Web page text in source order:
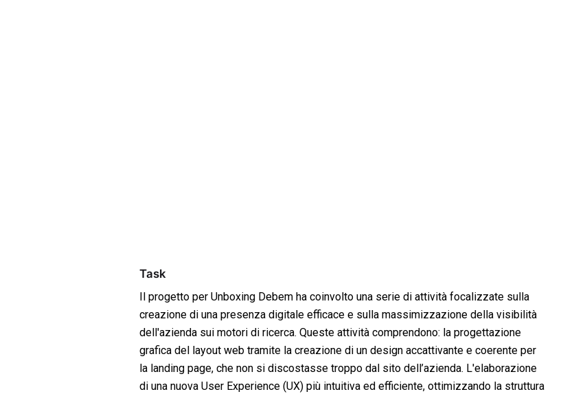
Task
Il progetto per Unboxing Debem ha coinvolto una serie di attività focalizzate sulla
creazione di una presenza digitale efficace e sulla massimizzazione della visibilità
dell'azienda sui motori di ricerca. Queste attività comprendono: la progettazione
grafica del layout web tramite la creazione di un design accattivante e coerente per
la landing page, che non si discostasse troppo dal sito dell’azienda. L'elaborazione
di una nuova User Experience (UX) più intuitiva ed efficiente, ottimizzando la struttura